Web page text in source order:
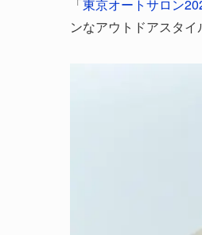
「東京オートサロン
ンなアウトドアスタ